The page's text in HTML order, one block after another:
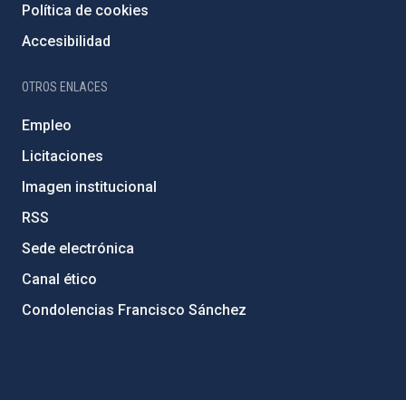
Política de cookies
Accesibilidad
OTROS ENLACES
Empleo
Licitaciones
Imagen institucional
RSS
Sede electrónica
Canal ético
Condolencias Francisco Sánchez